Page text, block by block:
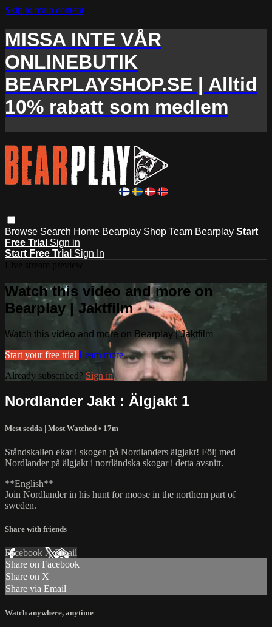
Skip to main content
MISSA INTE VÅR
ONLINEBUTIK
BEARPLAYSHOP.SE | Alltid
10% rabatt som medlem
Browse Search Home Bearplay Shop Team Bearplay Start
Free Trial Sign in
Start Free Trial Sign In
Watch this video and more on
Bearplay | Jaktfilm
Watch this video and more on Bearplay | Jaktfilm
Start your free trial Learn more
Already subscribed? Sign in
Nordlander Jakt : Älgjakt 1
Mest sedda | Most Watched • 17m
Ståndskallen ekar i skogen på Nordlanders älgjakt! Följ med
Nordlander på älgjakt i norrländska skogar i detta avsnitt.
**English**
Join Nordlander in his hunt for moose in the northern part of
sweden.
Share with friends
Facebook XEmail
Share on Facebook
Share on X
Share via Email
Watch anywhere, anytime